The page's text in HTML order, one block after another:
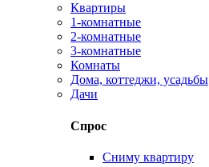
Квартиры
1-комнатные
2-комнатные
3-комнатные
Комнаты
Дома, коттеджи, усадьбы
Дачи
Спрос
Сниму квартиру